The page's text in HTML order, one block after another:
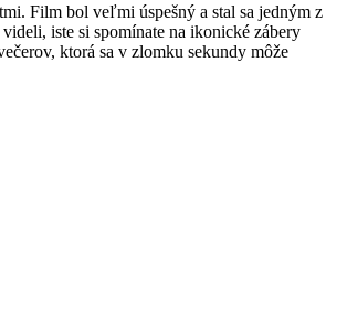
Film bol veľmi úspešný a stal sa jedným z
iste si spomínate na ikonické zábery
ktorá sa v zlomku sekundy môže